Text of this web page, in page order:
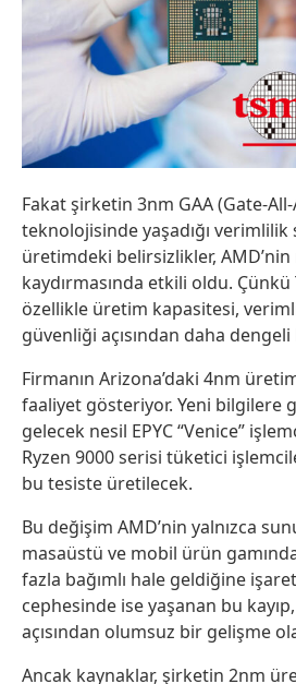
Fakat şirketin 3nm GAA (Gate-
teknolojisinde yaşadığı verimlilik
üretimdeki belirsizlikler, AMD’nin
kaydırmasında etkili oldu. Çünkü
özellikle üretim kapasitesi,
güvenliği açısından daha
Firmanın Arizona’daki 4nm
faaliyet gösteriyor. Yeni bilgilere
gelecek nesil EPYC “Venice”
Ryzen 9000 serisi tüketici
bu tesiste üretilecek.
Bu değişim AMD’nin yalnızca
masaüstü ve mobil ürün
fazla bağımlı hale geldiğine
cephesinde ise yaşanan bu
açısından olumsuz bir gelişme
Ancak kaynaklar, şirketin 2nm